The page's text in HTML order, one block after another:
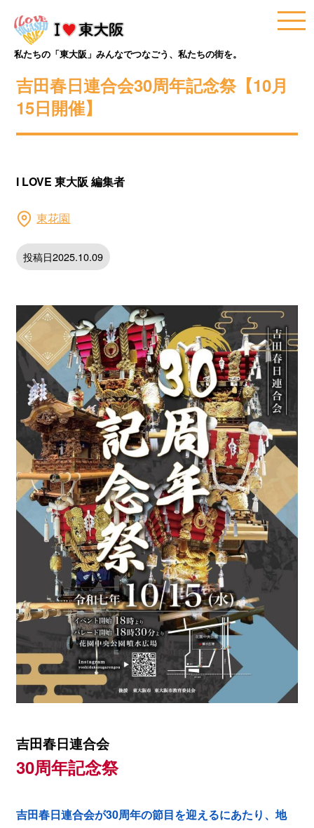
私たちの「東大阪」みんなでつなごう、私たちの街を。
吉田春日連合会30周年記念祭【10月
15日開催】
I LOVE 東大阪 編集者
東花園
投稿日2025.10.09
吉田春日連合会
30周年記念祭
吉田春日連合会が30周年の節目を迎えるにあたり、地